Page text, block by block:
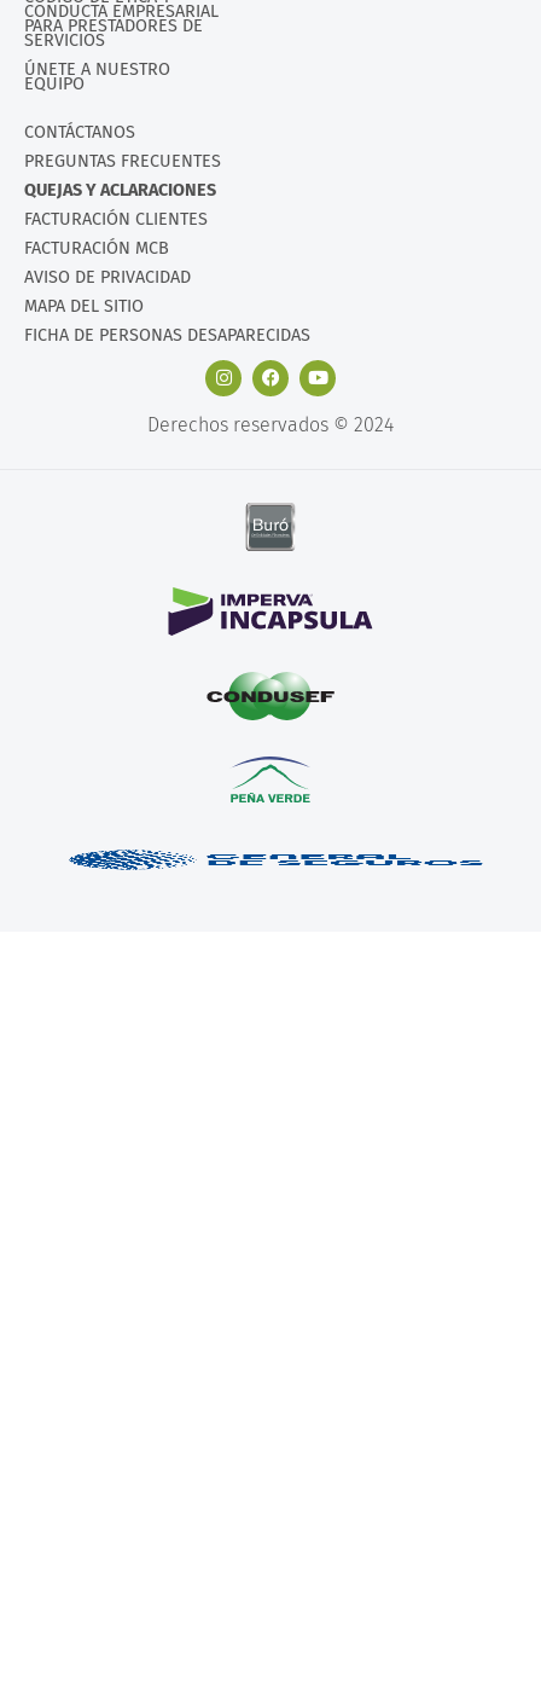
CONDUCTA EMPRESARIAL
PARA PRESTADORES DE
SERVICIOS
ÚNETE A NUESTRO
EQUIPO
CONTÁCTANOS
PREGUNTAS FRECUENTES
QUEJAS Y ACLARACIONES
FACTURACIÓN CLIENTES
FACTURACIÓN MCB
AVISO DE PRIVACIDAD
MAPA DEL SITIO
FICHA DE PERSONAS DESAPARECIDAS
Derechos reservados © 2024